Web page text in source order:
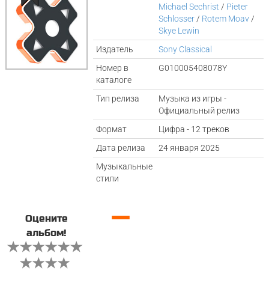
Michael Sechrist / Pieter
Schlosser / Rotem Moav /
Skye Lewin
Издатель
Sony Classical
Номер в
каталоге
G010005408078Y
Тип релиза
Музыка из игры -
Официальный релиз
Формат
Цифра - 12 треков
Дата релиза
24 января 2025
Музыкальные
стили
Оцените
альбом!
—